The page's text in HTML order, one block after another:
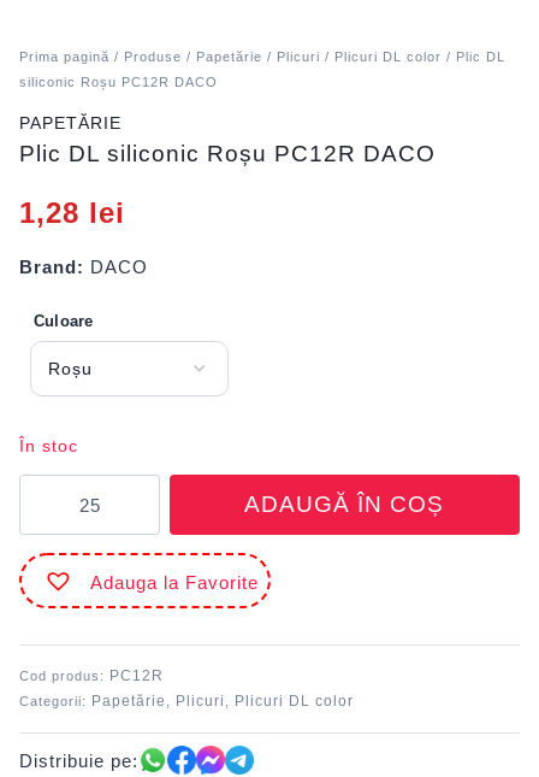
Prima pagină / Produse / Papetărie / Plicuri / Plicuri DL color / Plic DL
siliconic Roșu PC12R DACO
PAPETĂRIE
Plic DL siliconic Roșu PC12R DACO
1,28 lei
Brand: DACO
Culoare
În stoc
DL
siliconic
Roșu
PC12R
ADAUGĂ ÎN COȘ
Adauga la Favorite
Cod produs: PC12R
Categorii: Papetărie , Plicuri , Plicuri DL color
Distribuie pe: